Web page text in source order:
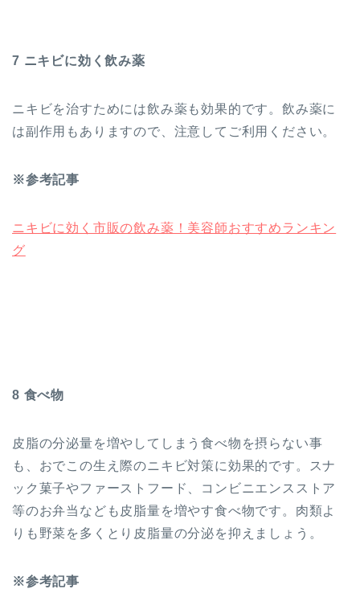
7 ニキビに効く飲み薬
ニキビを治すためには飲み薬も効果的です。飲み薬に
は副作用もありますので、注意してご利用ください。
※参考記事
ニキビに効く市販の飲み薬！美容師おすすめランキン
グ
8 食べ物
皮脂の分泌量を増やしてしまう食べ物を摂らない事
も、おでこの生え際のニキビ対策に効果的です。スナ
ック菓子やファーストフード、コンビニエンスストア
等のお弁当なども皮脂量を増やす食べ物です。肉類よ
りも野菜を多くとり皮脂量の分泌を抑えましょう。
※参考記事